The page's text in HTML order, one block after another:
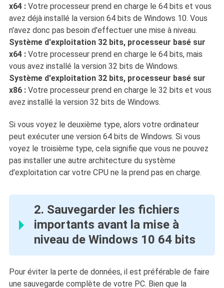
x64 :Votre processeur prend en charge le 64 bits et vous
avez déjà installé la version 64 bits de Windows 10. Vous
n'avez donc pas besoin d'effectuer une mise à niveau.
Système d'exploitation 32 bits, processeur basé sur
x64 :Votre processeur prend en charge le 64 bits, mais
vous avez installé la version 32 bits de Windows.
Système d'exploitation 32 bits, processeur basé sur
x86 :Votre processeur prend en charge le 32 bits et vous
avez installé la version 32 bits de Windows.
Si vous voyez le deuxième type, alors votre ordinateur
peut exécuter une version 64 bits de Windows. Si vous
voyez le troisième type, cela signifie que vous ne pouvez
pas installer une autre architecture du système
d'exploitation car votre CPU ne la prend pas en charge.
2. Sauvegarder les fichiers
importants avant la mise à
niveau de Windows 10 64 bits
Pour éviter la perte de données, il est préférable de faire
une sauvegarde complète de votre PC. Bien que la